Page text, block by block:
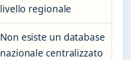
livello regionale
Non esiste un database
nazionale centralizzato